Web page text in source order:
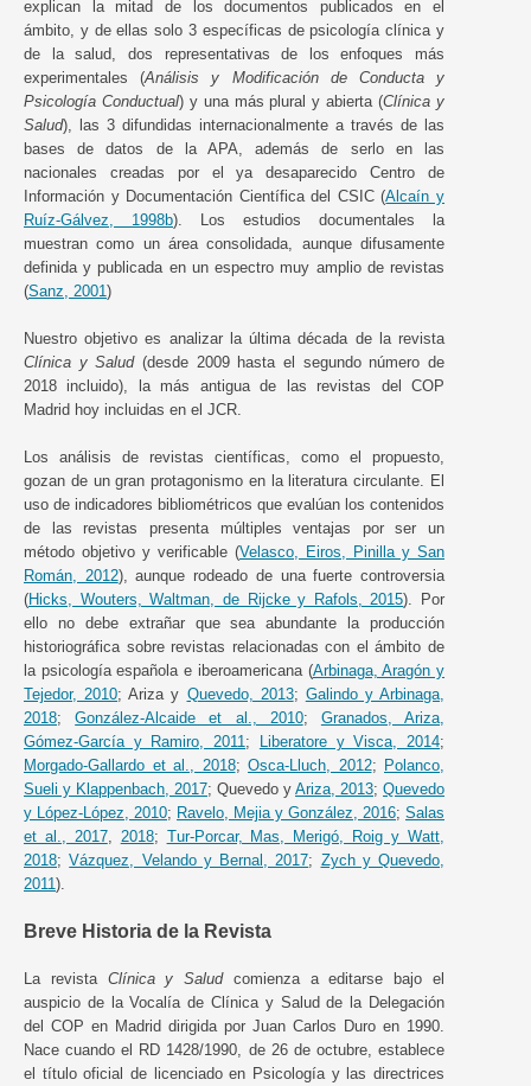
explican la mitad de los documentos publicados en el
ámbito, y de ellas solo 3 específicas de psicología clínica y
de la salud, dos representativas de los enfoques más
experimentales (Análisis y Modificación de Conducta y
Psicología Conductual) y una más plural y abierta (Clínica y
Salud), las 3 difundidas internacionalmente a través de las
bases de datos de la APA, además de serlo en las
nacionales creadas por el ya desaparecido Centro de
Información y Documentación Científica del CSIC (Alcaín y
Ruíz-Gálvez, 1998b). Los estudios documentales la
muestran como un área consolidada, aunque difusamente
definida y publicada en un espectro muy amplio de revistas
(Sanz, 2001)
Nuestro objetivo es analizar la última década de la revista
Clínica y Salud(desde 2009 hasta el segundo número de
2018 incluido), la más antigua de las revistas del COP
Madrid hoy incluidas en el JCR.
Los análisis de revistas científicas, como el propuesto,
gozan de un gran protagonismo en la literatura circulante. El
uso de indicadores bibliométricos que evalúan los contenidos
de las revistas presenta múltiples ventajas por ser un
método objetivo y verificable (Velasco, Eiros, Pinilla y San
Román, 2012), aunque rodeado de una fuerte controversia
(Hicks, Wouters, Waltman, de Rijcke y Rafols, 2015). Por
ello no debe extrañar que sea abundante la producción
historiográfica sobre revistas relacionadas con el ámbito de
la psicología española e iberoamericana (Arbinaga, Aragón y
Tejedor, 2010; Ariza y Quevedo, 2013; Galindo y Arbinaga,
2018;González-Alcaide et al., 2010; Granados, Ariza,
Gómez-García y Ramiro, 2011 ; Liberatore y Visca, 2014;
Morgado-Gallardo et al., 2018; Osca-Lluch, 2012; Polanco,
Sueli y Klappenbach, 2017; Quevedo y Ariza, 2013; Quevedo
y López-López, 2010; Ravelo, Mejia y González, 2016; Salas
et al., 2017, 2018; Tur-Porcar, Mas, Merigó, Roig y Watt,
2018;Vázquez, Velando y Bernal, 2017; Zych y Quevedo,
2011).
Breve Historia de la Revista
La revista Clínica y Saludcomienza a editarse bajo el
auspicio de la Vocalía de Clínica y Salud de la Delegación
del COP en Madrid dirigida por Juan Carlos Duro en 1990.
Nace cuando el RD 1428/1990, de 26 de octubre, establece
el título oficial de licenciado en Psicología y las directrices